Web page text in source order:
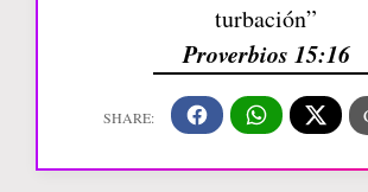
turbación”
Proverbios 15:16